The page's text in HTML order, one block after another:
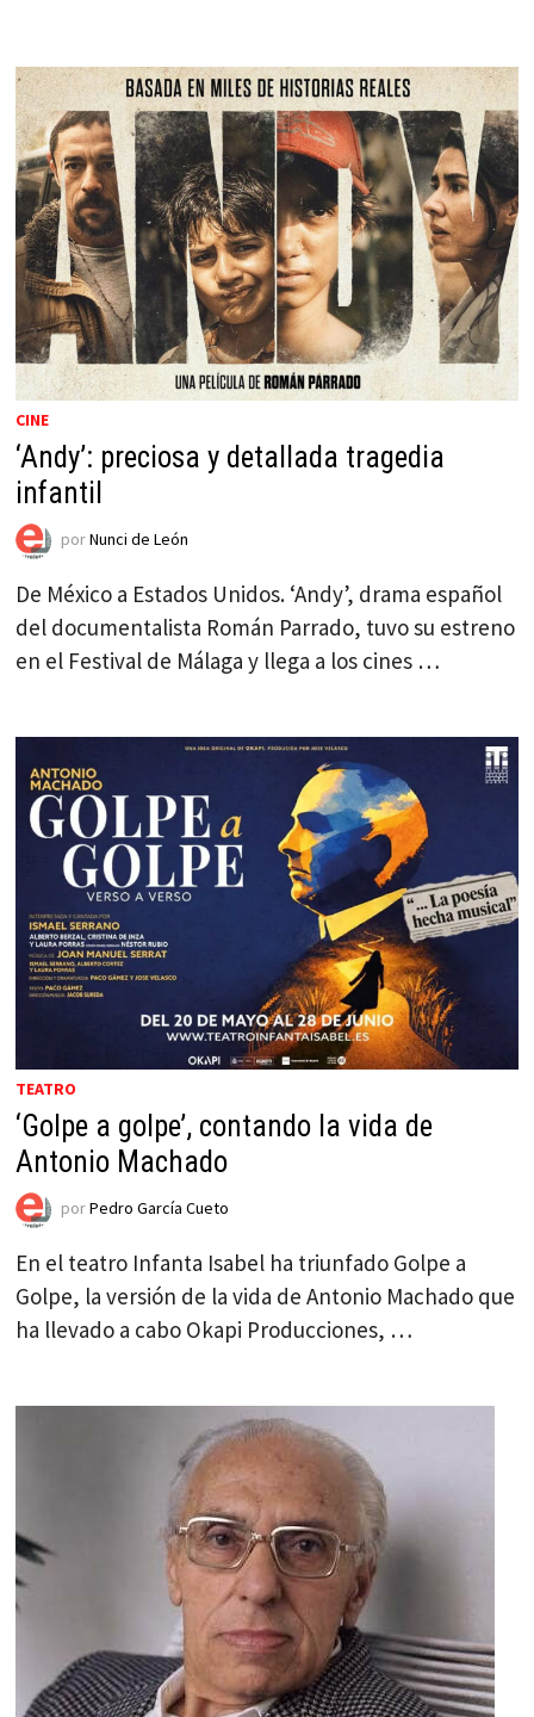
CINE
‘Andy’: preciosa y detallada tragedia
infantil
porNunci de León
De México a Estados Unidos. ‘Andy’, drama español
del documentalista Román Parrado, tuvo su estreno
en el Festival de Málaga y llega a los cines …
TEATRO
‘Golpe a golpe’, contando la vida de
Antonio Machado
porPedro García Cueto
En el teatro Infanta Isabel ha triunfado Golpe a
Golpe, la versión de la vida de Antonio Machado que
ha llevado a cabo Okapi Producciones, …